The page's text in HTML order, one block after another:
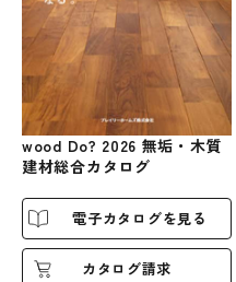
wood Do? 2026 無垢・木質
建材総合カタログ
電子カタログを見る
カタログ請求